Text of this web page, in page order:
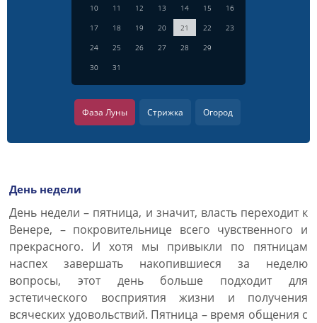
10
11 12 13 14 15
16
17
18 19 20 21 22
23
24
25 26 27 28
29
30
31
Фаза Луны Стрижка Огород
День недели
День недели – пятница, и значит, власть переходит к
Венере, – покровительнице всего чувственного и
прекрасного. И хотя мы привыкли по пятницам
наспех завершать накопившиеся за неделю
вопросы, этот день больше подходит для
эстетического восприятия жизни и получения
всяческих удовольствий. Пятница – время общения с